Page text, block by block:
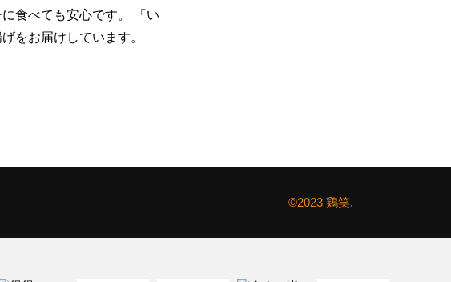
食べても安心です。 「い
をお届けしています。
©2023 鶏笑.